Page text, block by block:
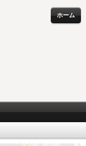
ホーム